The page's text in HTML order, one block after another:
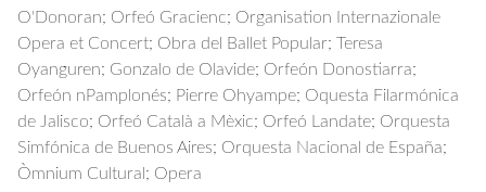
O'Donoran; Orfeó Gracienc; Organisation Internazionale
Opera et Concert; Obra del Ballet Popular; Teresa
Oyanguren; Gonzalo de Olavide; Orfeón Donostiarra;
Orfeón nPamplonés; Pierre Ohyampe; Oquesta Filarmónica
de Jalisco; Orfeó Català a Mèxic; Orfeó Landate; Orquesta
Simfónica de Buenos Aires; Orquesta Nacional de España;
Òmnium Cultural; Opera